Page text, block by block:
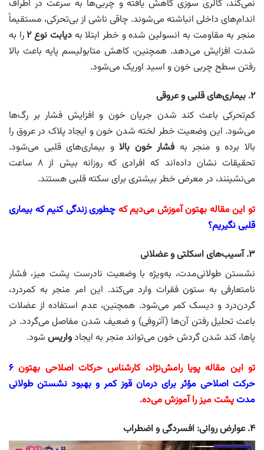
نمی‌کند، کالری سوزی کاهش یافته و چربی‌ها به سرعت در اطراف
اندام‌های داخلی انباشته می‌شوند. چاقی ناشی از بی‌تحرکی، مستقیماً
منجر به مقاومت به انسولین شده و خطر ابتلا بهدیابت نوع ۲ را به
شدت افزایش می‌دهد. همچنین، کاهش متابولیسم پایه باعث بالا
رفتن سطح چربی خون و اسید اوریک می‌شود.
۲. بیماری‌های قلبی و عروقی
کم‌تحرکی باعث کند شدن جریان خون و افزایش فشار بر رگ‌ها
می‌شود. این وضعیت خطر لخته شدن خون و ایجاد پلاک در عروق را
بالا برده و منجر بهفشار خون بالاو بیماری‌های قلبی می‌شود.
تحقیقات نشان داده‌اند که افرادی که روزانه بیش از ۸ ساعت
می‌نشینند، در معرض خطر بیشتری برای سکته قلبی هستند.
تو این مقاله بهتون آموزش می‌دیم که چطوری زندگی کنیم که بیماری
قلبی نگیریم؟
۳. آسیب‌های اسکلتی و عضلانی
نشستن طولانی‌مدت، به‌ویژه با وضعیت نادرست پشت میز، فشار
نامتعارفی به ستون فقرات وارد می‌کند. این امر منجر به کمردرد،
گردن‌درد و دیسک کمر می‌شود. همچنین، عدم استفاده از عضلات
باعث تحلیل رفتن آن‌ها (آتروفی) و ضعیف شدن مفاصل می‌گردد. در
پاها، کند شدن گردش خون می‌تواند منجر به ایجادواریس شود.
تو این مقاله پویا رامش‌نژاد، کارشناس حرکات اصلاحی بهتون ۶
حرکت اصلاحی مؤثر برای درمان قوز کمر و بهبود نشستن طولانی‌
مدتپشت میز را آموزش می‌ده.
۴. عوارض روانی: افسردگی و اضطراب